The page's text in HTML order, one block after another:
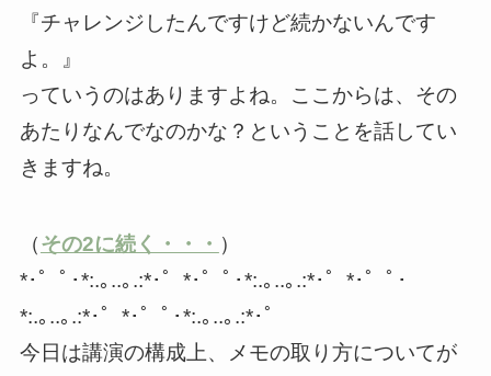
『チャレンジしたんですけど続かないんです
よ。』
っていうのはありますよね。ここからは、その
あたりなんでなのかな？ということを話してい
きますね。
（その2に続く・・・ ）
*･゜ﾟ･*:.｡..｡.:*･゜*･゜ﾟ･*:.｡..｡.:*･゜*･゜ﾟ･
*:.｡..｡.:*･゜*･゜ﾟ･*:.｡..｡.:*･゜
今日は講演の構成上、メモの取り方についてが